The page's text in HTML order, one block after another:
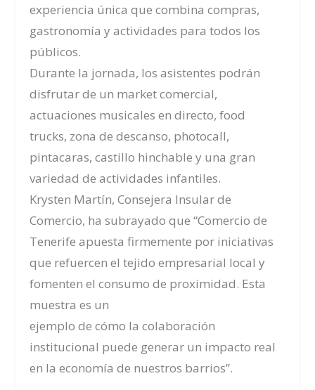
experiencia única que combina compras,
gastronomía y actividades para todos los
públicos.
Durante la jornada, los asistentes podrán
disfrutar de un market comercial,
actuaciones musicales en directo, food
trucks, zona de descanso, photocall,
pintacaras, castillo hinchable y una gran
variedad de actividades infantiles.
Krysten Martín, Consejera Insular de
Comercio, ha subrayado que “Comercio de
Tenerife apuesta firmemente por iniciativas
que refuercen el tejido empresarial local y
fomenten el consumo de proximidad. Esta
muestra es un
ejemplo de cómo la colaboración
institucional puede generar un impacto real
en la economía de nuestros barrios”.